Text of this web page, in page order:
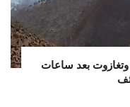
بعد ساعات